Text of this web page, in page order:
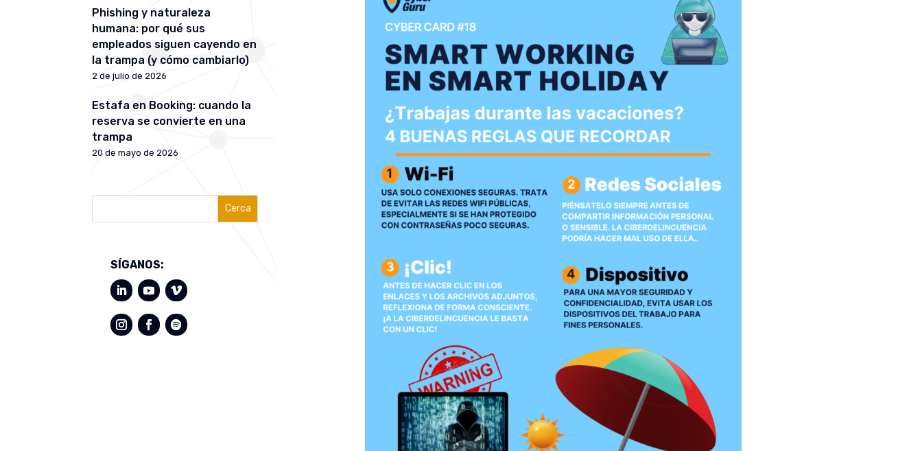
Phishing y naturaleza
humana: por qué sus
empleados siguen cayendo en
la trampa (y cómo cambiarlo)
2 de julio de 2026
Estafa en Booking: cuando la
reserva se convierte en una
trampa
20 de mayo de 2026
Cerca
SÍGANOS: